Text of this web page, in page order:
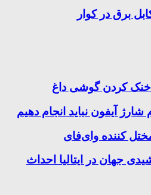
برق در کوار
خنک کردن گوشی داغ
آیفون نباید انجام دهیم
کننده وای‌فای
جهان در ایتالیا احداث